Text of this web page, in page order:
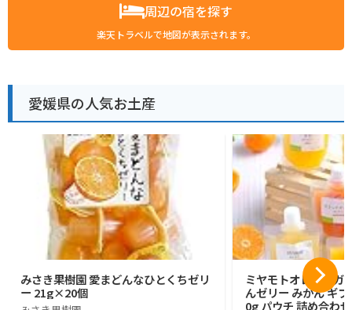
周辺の宿を探す
楽天トラベルで地図が表示されます。
愛媛県の人気お土産
みさき果樹園 愛まどんなひとくちゼリ
ー 21g×20個
ミヤモトオレンジガ
んゼリー みかん ギ
0g パウチ 詰め合わ